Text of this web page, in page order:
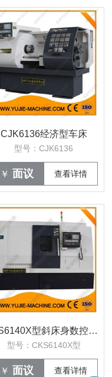
CJK6136经济型车床
型号：CJK6136
￥ 面议 查看详情
CKS6140X型斜床身数控车床（线轨）
型号：CKS6140X型
￥ 面议 查看详情